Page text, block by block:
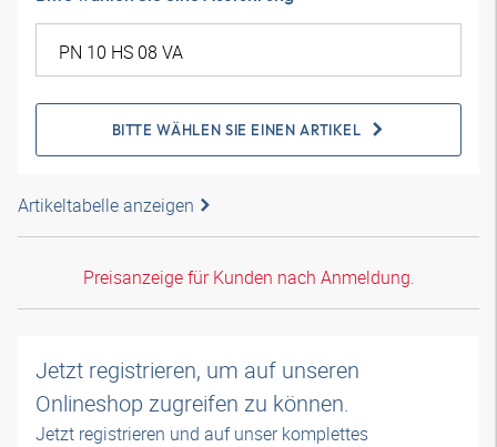
BITTE WÄHLEN SIE EINEN ARTIKEL
Artikeltabelle anzeigen
Preisanzeige für Kunden nach Anmeldung.
Jetzt registrieren, um auf unseren
Onlineshop zugreifen zu können.
Jetzt registrieren und auf unser komplettes